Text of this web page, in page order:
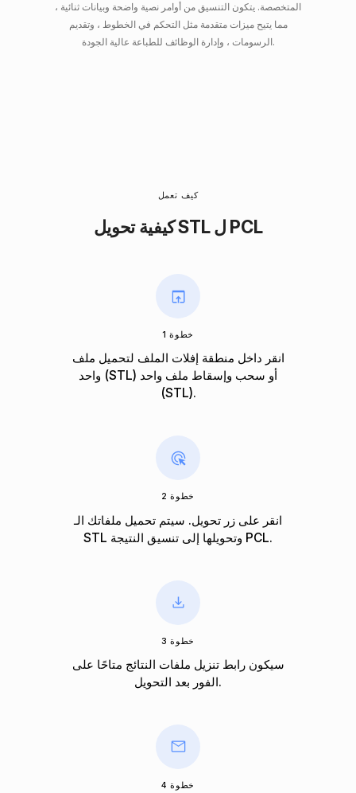
المتخصصة. يتكون التنسيق من أوامر نصية واضحة وبيانات ثنائية ،
مما يتيح ميزات متقدمة مثل التحكم في الخطوط ، وتقديم
الرسومات ، وإدارة الوظائف للطباعة عالية الجودة.
كيف تعمل
كيفية تحويل STL ل PCL
خطوة 1
انقر داخل منطقة إفلات الملف لتحميل ملف
واحد (STL) أو سحب وإسقاط ملف واحد
(STL).
خطوة 2
انقر على زر تحويل. سيتم تحميل ملفاتك الـ
STL وتحويلها إلى تنسيق النتيجة PCL.
خطوة 3
سيكون رابط تنزيل ملفات النتائج متاحًا على
الفور بعد التحويل.
خطوة 4